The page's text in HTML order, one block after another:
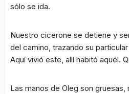
sólo se ida.
Nuestro cicerone se detiene y
del camino, trazando su
Aquí vivió este, allí habitó aquél.
Las manos de Oleg son